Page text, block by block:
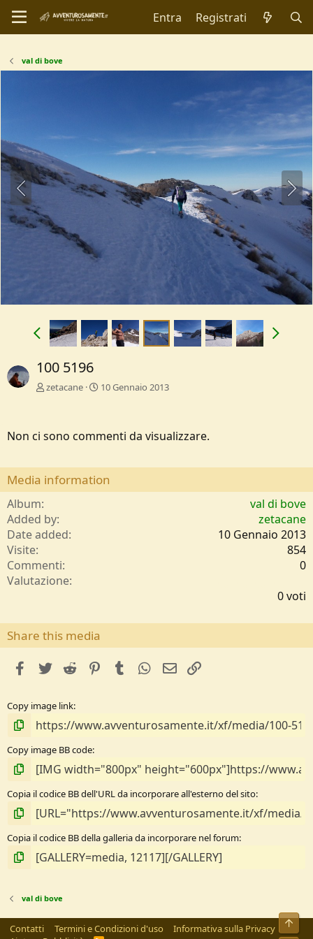
Entra Registrati
val di bove
100 5196
zetacane 10 Gennaio 2013
Non ci sono commenti da visualizzare.
Media information
Album
val di bove
Added by
zetacane
Date added
10 Gennaio 2013
Visite
854
Commenti
0
Valutazione
0
t
0 voti
Share this media
facebookTwitterReddit PinterestTumblrWhatsApp
e-mail
Copy image link
Copy image BB code
Copia il codice BB dell'URL da incorporare all'esterno del sito
Copia il codice BB della galleria da incorporare nel forum
val di bove
Contatti Termini e Condizioni d'uso
Informativa sulla Privacy
Alto